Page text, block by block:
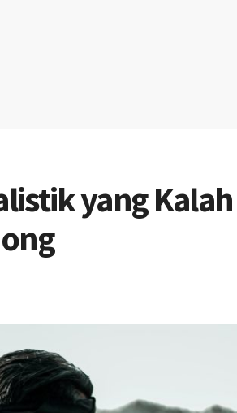
yang